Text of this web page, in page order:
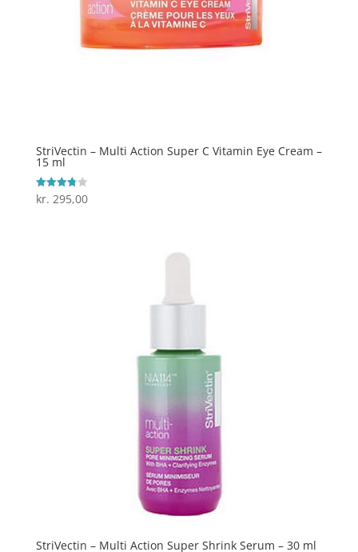
StriVectin – Multi Action Super C Vitamin Eye Cream –
15 ml
Vurderet
3.8
kr. 295,00
StriVectin – Multi Action Super Shrink Serum – 30 ml